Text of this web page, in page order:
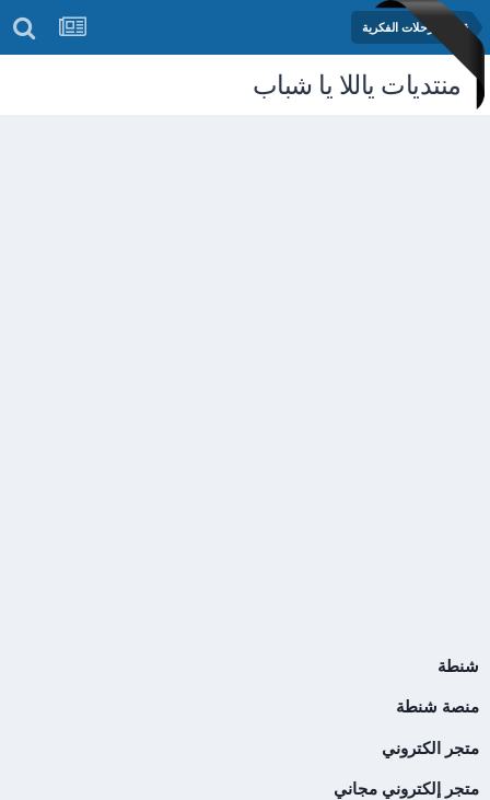
قسم الرحلات الفكرية
منتديات ياللا يا شباب
شنطة
منصة شنطة
متجر الكتروني
متجر إلكتروني مجاني